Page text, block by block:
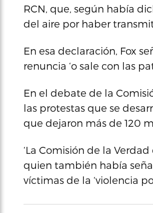
RCN, que, según había
del aire por haber
En esa declaración, Fox
renuncia ‘o sale con las
En el debate de la
las protestas que se
que dejaron más de 120
‘La Comisión de la
quien también había
víctimas de la ‘violencia